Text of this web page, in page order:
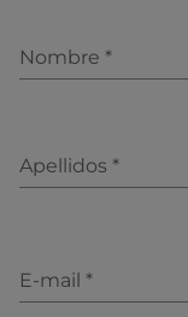
Nombre *
Apellidos *
E-mail *